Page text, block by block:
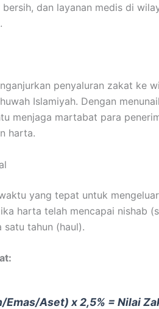
dan layanan medis di
penyaluran zakat ke
Islamiyah. Dengan
menjaga martabat para
harta.
yang tepat untuk
harta telah mencapai nishab
tahun (haul).
Emas/Aset) x 2,5% = Nilai